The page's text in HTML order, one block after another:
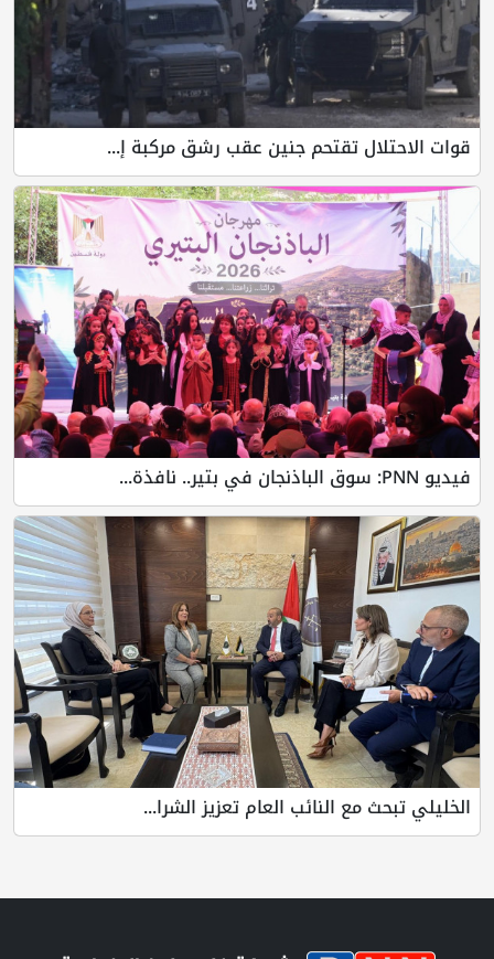
تقتحم جنين عقب رشق مركبة إ...
النائب العام تعزيز الشرا...